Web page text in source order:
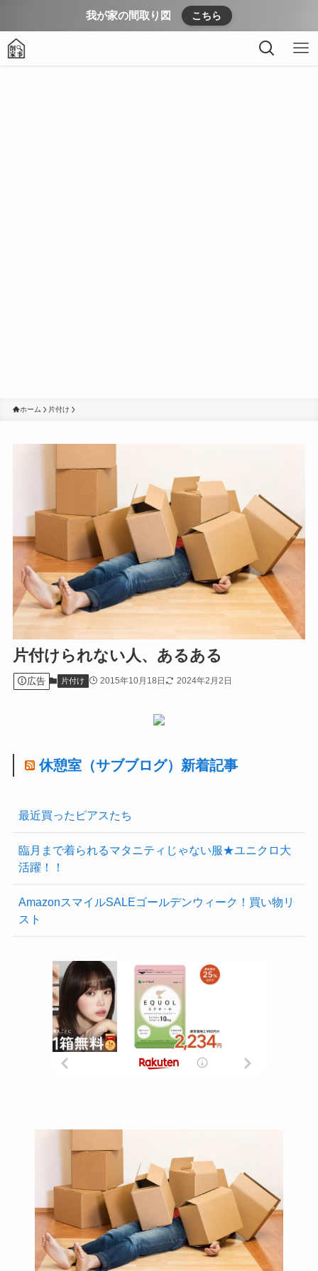
我が家の間取り図 こちら
ホーム 片付け
片付けられない人、あるある
広告 片付け 2015年10月18日 2024年2月2日
休憩室（サブブログ）新着記事
最近買ったピアスたち
臨月まで着られるマタニティじゃない服★ユニクロ大
活躍！！
AmazonスマイルSALEゴールデンウィーク！買い物リ
スト